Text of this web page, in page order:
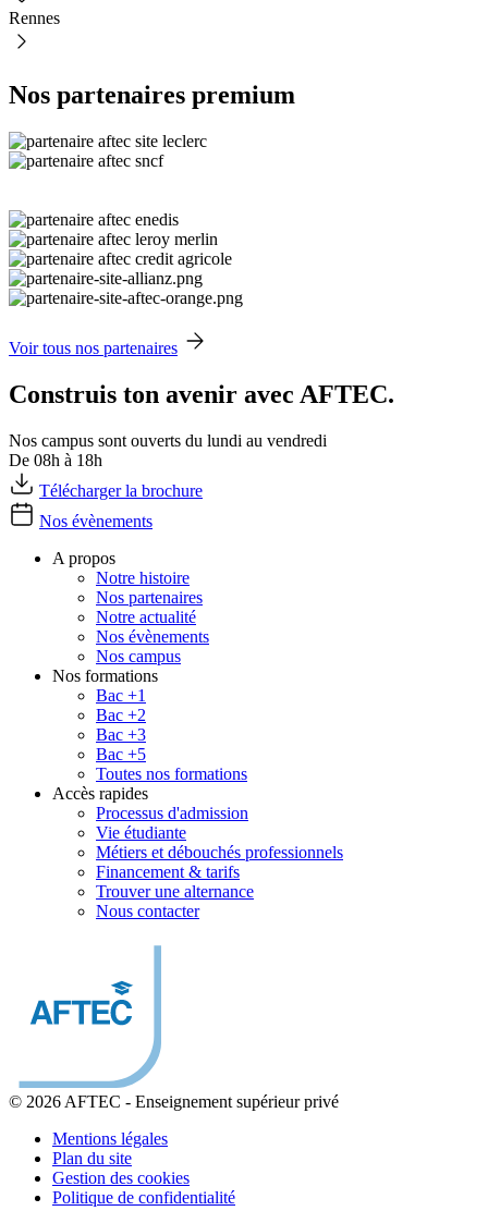
Rennes
Nos partenaires premium
Voir tous nos partenaires
Construis ton avenir avec AFTEC.
Nos campus sont ouverts du lundi au vendredi
De 08h à 18h
Télécharger la brochure
Nos évènements
A propos
Notre histoire
Nos partenaires
Notre actualité
Nos évènements
Nos campus
Nos formations
Bac +1
Bac +2
Bac +3
Bac +5
Toutes nos formations
Accès rapides
Processus d'admission
Vie étudiante
Métiers et débouchés professionnels
Financement & tarifs
Trouver une alternance
Nous contacter
© 2026 AFTEC - Enseignement supérieur privé
Mentions légales
Plan du site
Gestion des cookies
Politique de confidentialité